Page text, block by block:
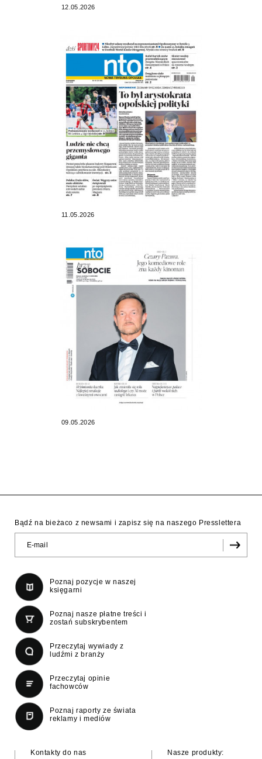
12.05.2026
11.05.2026
09.05.2026
Bądź na bieżaco z newsami i zapisz się na naszego Presslettera
Poznaj pozycje w naszej
księgarni
Poznaj nasze płatne treści i
zostań subskrybentem
Przeczytaj wywiady z
ludźmi z branży
Przeczytaj opinie
fachowców
Poznaj raporty ze świata
reklamy i mediów
Kontakty do nas
Nasze produkty: